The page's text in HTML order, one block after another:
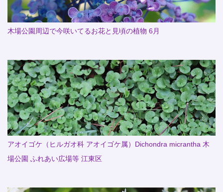
木場公園周辺で今咲いてるお花と見頃の植物 6月
アオイゴケ（ヒルガオ科 アオイゴケ属）Dichondra micrantha 木
場公園 ふれあい広場等 江東区